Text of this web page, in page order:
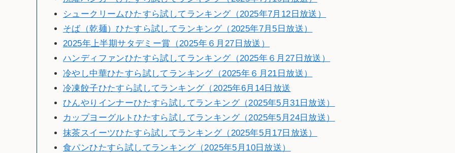
シュークリームひたすら試してランキング（2025年7月12日放送）
そば（乾麺）ひたすら試してランキング（2025年7月5日放送）
2025年上半期サタデミー賞（2025年６月27日放送）
ハンディファンひたすら試してランキング（2025年６月27日放送）
冷やし中華ひたすら試してランキング（2025年６月21日放送）
冷凍餃子ひたすら試してランキング（2025年6月14日放送
ひんやりインナーひたすら試してランキング（2025年5月31日放送）
カップヨーグルトひたすら試してランキング（2025年5月24日放送）
抹茶スイーツひたすら試してランキング（2025年5月17日放送）
食パンひたすら試してランキング（2025年5月10日放送）